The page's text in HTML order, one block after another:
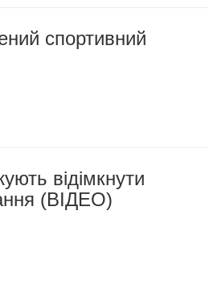
спортивний
відімкнути
(ВІДЕО)